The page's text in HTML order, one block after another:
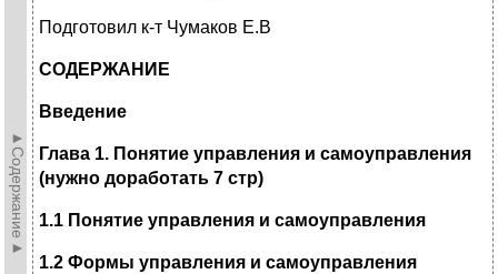
►Содержание►
Подготовил к-т Чумаков Е.В
СОДЕРЖАНИЕ
Введение
Глава 1. Понятие управления и самоуправления
(нужно доработать 7 стр)
1.1 Понятие управления и самоуправления
1.2 Формы управления и самоуправления